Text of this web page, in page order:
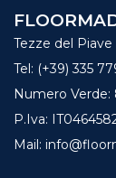
Tezze del Piave
Tel: (+39) 335
Numero Verde:
P.Iva:
Mail: